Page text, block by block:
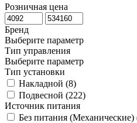
Розничная цена
Бренд
Выберите параметр
Тип управления
Выберите параметр
Тип установки
Накладной (8)
Подвесной (222)
Источник питания
Без питания (Механические)